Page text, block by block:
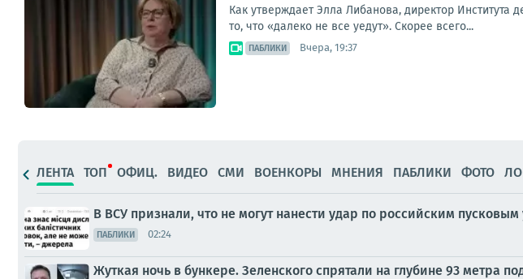
Как утверждает Элла Либанова, директор
то, что «далеко не все уедут». Скорее всего...
ПАБЛИКИ Вчера, 19:37
ЛЕНТА ТОП ОФИЦ. ВИДЕО СМИ ВОЕНКОРЫ МНЕНИЯ ПАБЛИКИ ФОТО
В ВСУ признали, что не могут нанести удар по российским
ПАБЛИКИ 02:24
Жуткая ночь в бункере. Зеленского спрятали на глубине 93 метра